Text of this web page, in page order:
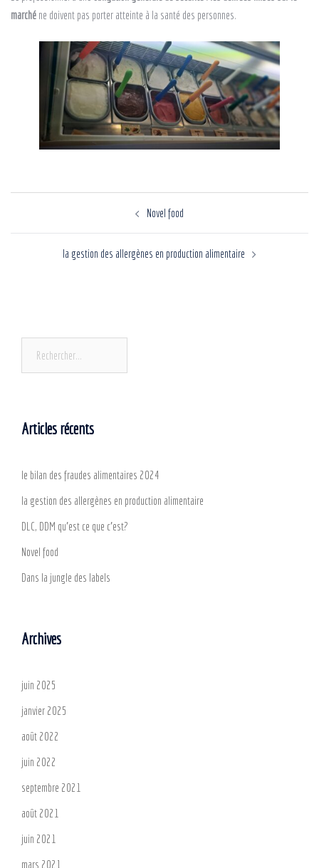
marché ne doivent pas porter atteinte à la santé des personnes.
Novel food
la gestion des allergènes en production alimentaire
Articles récents
le bilan des fraudes alimentaires 2024
la gestion des allergènes en production alimentaire
DLC, DDM qu’est ce que c’est?
Novel food
Dans la jungle des labels
Archives
juin 2025
janvier 2025
août 2022
juin 2022
septembre 2021
août 2021
juin 2021
mars 2021